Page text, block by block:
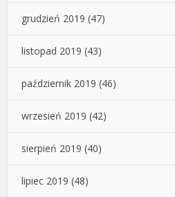
grudzień 2019 (47)
listopad 2019 (43)
październik 2019 (46)
wrzesień 2019 (42)
sierpień 2019 (40)
lipiec 2019 (48)